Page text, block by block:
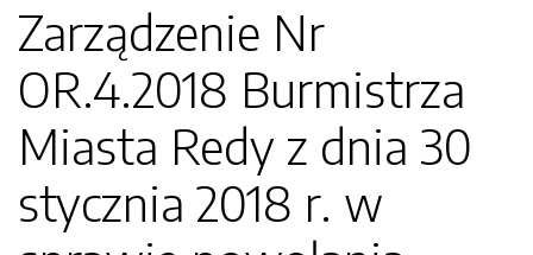
Zarządzenie Nr
OR.4.2018 Burmistrza
Miasta Redy z dnia 30
stycznia 2018 r. w